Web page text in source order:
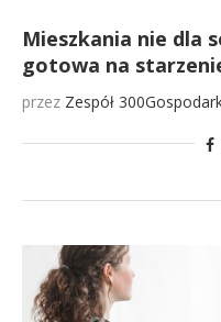
Mieszkania nie dla
gotowa na
przez Zespół